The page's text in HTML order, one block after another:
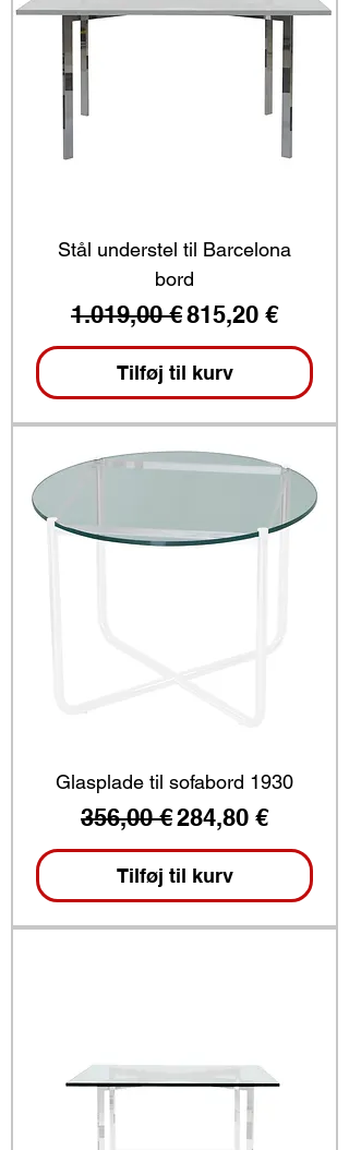
Stål understel til Barcelona
bord
Regulær pris
1.019,00 €Salgspris
815,20 €
Tilføj til kurv
Glasplade til sofabord 1930
Regulær pris
356,00 €Salgspris
284,80 €
Tilføj til kurv